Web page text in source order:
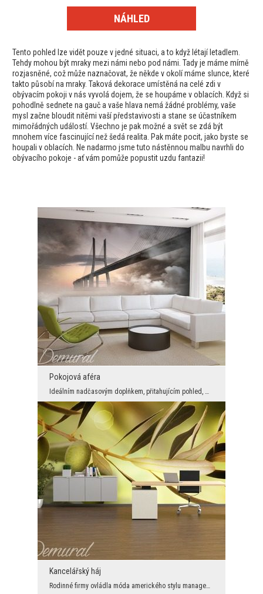
NÁHLED
Tento pohled lze vidět pouze v jedné situaci, a to když létají letadlem.
Tehdy mohou být mraky mezi námi nebo pod námi. Tady je máme mírně
rozjasněné, což může naznačovat, že někde v okolí máme slunce, které
takto působí na mraky. Taková dekorace umístěná na celé zdi v
obývacím pokoji v nás vyvolá dojem, že se houpáme v oblacích. Když si
pohodlně sednete na gauč a vaše hlava nemá žádné problémy, vaše
mysl začne bloudit nitěmi vaší představivosti a stane se účastníkem
mimořádných událostí. Všechno je pak možné a svět se zdá být
mnohem více fascinující než šedá realita. Pak máte pocit, jako byste se
houpali v oblacích. Ne nadarmo jsme tuto nástěnnou malbu navrhli do
obývacího pokoje - ať vám pomůže popustit uzdu fantazii!
Pokojová aféra
Ideálním nadčasovým doplňkem, přitahujícím pohled, může být most umístěný do dekoračního rámu fot...
Kancelářský háj
Rodinné firmy ovládla móda amerického stylu managementu. A možná by nebylo špatné, být o krok vpř...